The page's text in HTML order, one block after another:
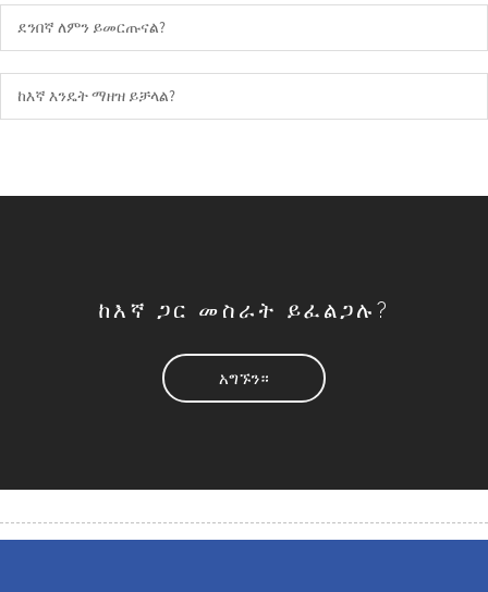
ደንበኛ ለምን ይመርጡናል?
ከእኛ እንዴት ማዘዝ ይቻላል?
ከእኛ ጋር መስራት ይፈልጋሉ?
አግኙን።